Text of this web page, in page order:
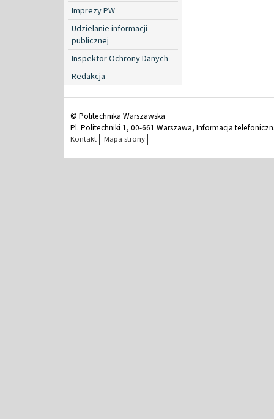
Imprezy PW
Udzielanie informacji
publicznej
Inspektor Ochrony Danych
Redakcja
© Politechnika Warszawska
Pl. Politechniki 1, 00-661 Warszawa, Informacja
Kontakt Mapa strony